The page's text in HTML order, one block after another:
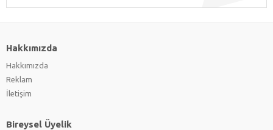
Hakkımızda
Hakkımızda
Reklam
İletişim
Bireysel Üyelik